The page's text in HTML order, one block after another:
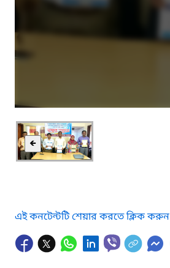
🡸
এই কনটেন্টটি শেয়ার করতে ক্লিক করুন